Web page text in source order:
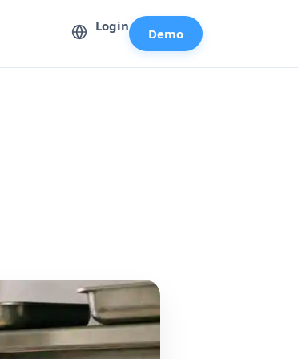
Login Demo